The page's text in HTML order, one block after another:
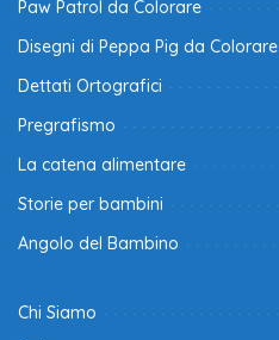
Paw Patrol da Colorare
Disegni di Peppa Pig da Colorare
Dettati Ortografici
Pregrafismo
La catena alimentare
Storie per bambini
Angolo del Bambino
Chi Siamo